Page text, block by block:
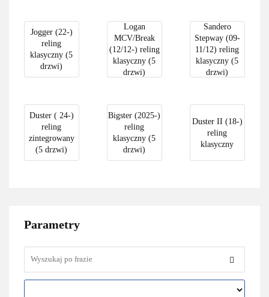
Jogger (22-)
reling
klasyczny (5
drzwi)
Logan
MCV/Break
(12/12-) reling
klasyczny (5
drzwi)
Sandero
Stepway (09-
11/12) reling
klasyczny (5
drzwi)
Duster ( 24-)
reling
zintegrowany
(5 drzwi)
Bigster (2025-)
reling
klasyczny (5
drzwi)
Duster II (18-)
reling
klasyczny
Parametry